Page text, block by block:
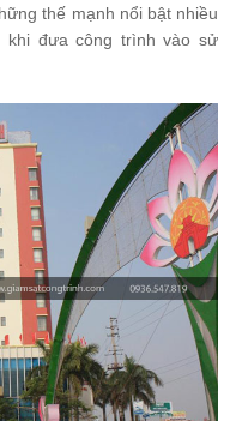
thế mạnh nổi bật nhiều
khi đưa công trình vào sử